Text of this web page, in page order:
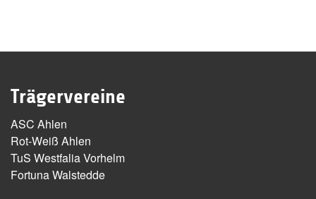
Trägervereine
ASC Ahlen
Rot-Weiß Ahlen
TuS Westfalia Vorhelm
Fortuna Walstedde